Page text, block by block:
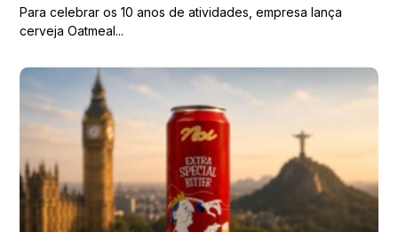
Para celebrar os 10 anos de atividades, empresa lança
cerveja Oatmeal...